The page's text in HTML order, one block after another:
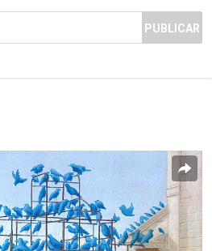
PUBLICAR